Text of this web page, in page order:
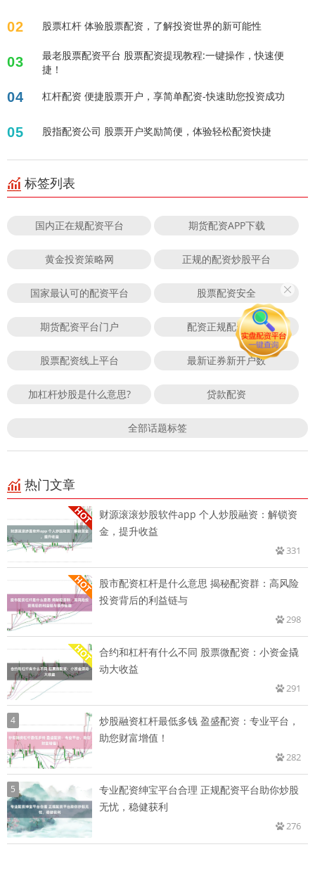
02 股票杠杆 体验股票配资，了解投资世界的新可能性
03
最老股票配资平台 股票配资提现教程:一键操作，快速便
捷！
04 杠杆配资 便捷股票开户，享简单配资-快速助您投资成功
05 股指配资公司 股票开户奖励简便，体验轻松配资快捷
标签列表
国内正在规配资平台 期货配资APP下载
黄金投资策略网 正规的配资炒股平台
国家最认可的配资平台 股票配资安全
期货配资平台门户 配资正规配资门户
股票配资线上平台 最新证券新开户数
加杠杆炒股是什么意思? 贷款配资
全部话题标签
热门文章
财源滚滚炒股软件app 个人炒股融资：解锁资
金，提升收益
331
股市配资杠杆是什么意思 揭秘配资群：高风险
投资背后的利益链与
298
合约和杠杆有什么不同 股票微配资：小资金撬
动大收益
291
4
炒股融资杠杆最低多钱 盈盛配资：专业平台，
助您财富增值！
282
5
专业配资绅宝平台合理 正规配资平台助你炒股
无忧，稳健获利
276